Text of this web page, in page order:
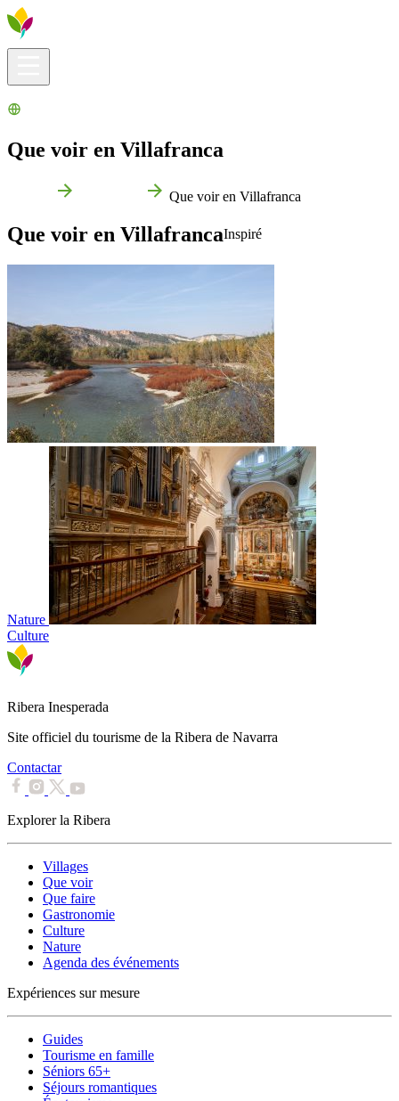
Que voir en Villafranca
Que voir en Villafranca
Que voir en VillafrancaInspiré
Nature
Culture
Ribera Inesperada
Site officiel du tourisme de la Ribera de Navarra
Contactar
Explorer la Ribera
Villages
Que voir
Que faire
Gastronomie
Culture
Nature
Agenda des événements
Expériences sur mesure
Guides
Tourisme en famille
Séniors 65+
Séjours romantiques